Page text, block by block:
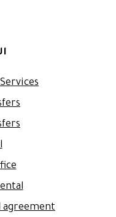
agreement